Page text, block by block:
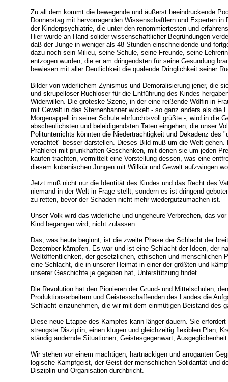
Zu all dem kommt die bewegende und äußerst beeindruckende
Donnerstag mit hervorragenden Wissenschaftlern und Experten
der Kinderpsychiatrie, die unter den renommiertesten und
Hier wurde an Hand solider wissenschaftlicher Begründungen
daß der Junge in weniger als 48 Stunden einschneidende und
dazu noch sein Milieu, seine Schule, seine Freunde, seine
entzogen wurden, die er am dringendsten für seine Gesundung
bewiesen mit aller Deutlichkeit die quälende Dringlichkeit seiner
Bilder von widerlichem Zynismus und Demoralisierung jener, die
und skrupelloser Ruchloser für die Entführung des Kindes
Widerwillen. Die groteske Szene, in der eine reißende Wölfin in
mit Gewalt in das Sternenbanner wickelt - so ganz anders als die
Morgenappell in seiner Schule ehrfurchtsvoll grüßte -, wird in die
abscheulichsten und beleidigendsten Taten eingehen, die unser
Politunterrichts könnten die Niederträchtigkeit und Dekadenz des
verachtet" besser darstellen. Dieses Bild muß um die Welt gehen.
Prahlerei mit prunkhaften Geschenken, mit denen sie um jeden
kaufen trachten, vermittelt eine Vorstellung dessen, was eine
diesem kubanischen Jungen mit Willkür und Gewalt aufzwingen
Jetzt muß nicht nur die Identität des Kindes und das Recht des
niemand in der Welt in Frage stellt, sondern es ist dringend
zu retten, bevor der Schaden nicht mehr wiedergutzumachen ist.
Unser Volk wird das widerliche und ungeheure Verbrechen, das
Kind begangen wird, nicht zulassen.
Das, was heute beginnt, ist die zweite Phase der Schlacht der
Dezember kämpfen. Es war und ist eine Schlacht der Ideen, der
Weltöffentlichkeit, der gesetzlichen, ethischen und menschlichen
eine Schlacht, die in unserer Heimat in einer der größten und
unserer Geschichte je gegeben hat, Unterstützung findet.
Die Revolution hat den Pionieren der Grund- und Mittelschulen,
Produktionsarbeitern und Geistesschaffenden des Landes die
Schlacht einzunehmen, die wir mit dem einmütigen Beistand des
Diese neue Etappe des Kampfes kann länger dauern. Sie
strengste Disziplin, einen klugen und gleichzeitig flexiblen Plan,
ständig ändernde Situationen, Geistesgegenwart,
Wir stehen vor einem mächtigen, hartnäckigen und arroganten
logische Kampfgeist, der Geist der menschlichen Solidarität und
Disziplin und Organisation durchbricht.